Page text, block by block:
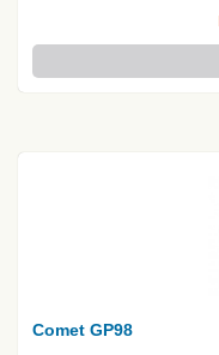
Comet GP98